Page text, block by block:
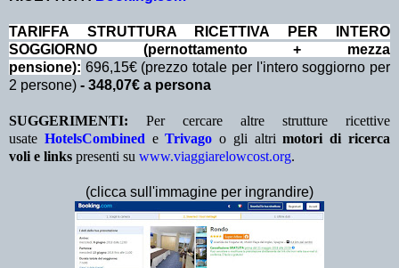
TA RIFFA STRUTTURA RICETTIVA PER INTERO
SOGGIORNO (pernottamento + mezza
pensione): 696,15€ (prezzo totale per l'intero soggiorno per
2 persone) - 348,07€ a persona
SUGGERIMENTI: Per cercare altre strutture ricettive
usate HotelsCombined eTrivago o gli altrimotori di ricerca
voli e links presenti su www.viaggiarelowcost.org.
(clicca sull'immagine per ingrandire)